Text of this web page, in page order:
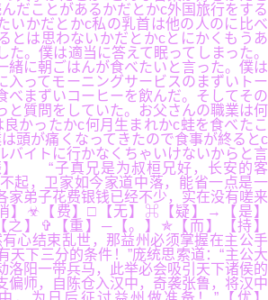
だことがあるかだとかc外国旅行をする
いかだとかc私の乳首は他の人のに比べ
とは思わないかだとかcとにかくもうあ
た。僕は適当に答えて眠ってしまった。
緒に朝ごはんが食べたいと言った。僕は
入ってモーニングサービスのまずいトー
べまずいコーヒーを飲んだ。そしてその
と質問をしていた。お父さんの職業は何
かったかc何月生まれかc蛙を食べたこ
頭が痛くなってきたので食事が終るとc
バイトに行かなくちゃいけないからと言
】 “子真兄是为叔桓兄好，长安的客
起，卫家如今家道中落，能省一点是一
家弟子花费银钱已经不少，实在没有嗟来
】☣【费】□【无】⌘【疑】→【是】
】✞【重】─【。】✯【而】【持】
心结束乱世，那益州必须掌握在主公手
天下三分的条件！”庞统思索道：“主公大
洛阳一带兵马，此举必会吸引天下诸侯的
偏师，自陈仓入汉中，奇袭张鲁，将汉中